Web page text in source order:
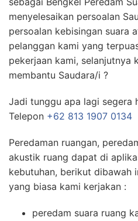
menyelesaikan persoalan
persoalan kebisingan suara
pelanggan kami yang
pekerjaan kami, selanjutnya
membantu Saudara/i ?
Jadi tunggu apa lagi segera
Telepon +62 813 1907 0134
Peredaman ruangan,
akustik ruang dapat di
kebutuhan, berikut dibawah
yang biasa kami kerjakan :
peredam suara ruang